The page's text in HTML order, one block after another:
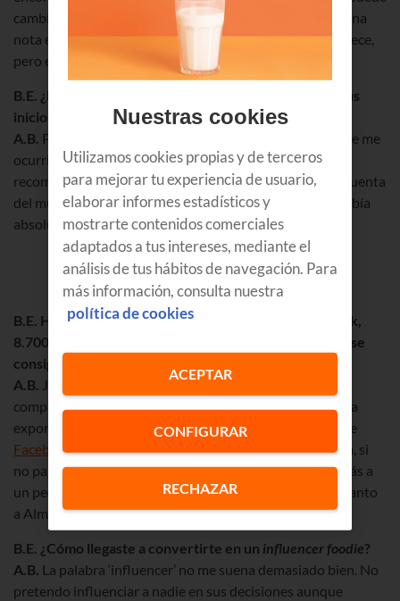
cambiar. Ya me ha pasado ver cómo un camarero tenía una
nota en la que se le indicaba: “Tratar muy bien”. Se agradece,
pero eso debería ser para todos.
B.E. ¿Desde cuándo funciona el blog? ¿Cómo fueron tus
inicios?
A.B. Pues desde finales de 2012. Fue entonces cuando se me
ocurrió arrancar con un blog en el que compartiría mis
recomendaciones gastronómicas. Con el tiempo me di cuenta
del mundogastrobloggerque me rodeaba y del que no sabía
absolutamente nada.
B.E. Hoy tienes más de 13.000 seguidores en Facebook,
8.700 en Instagram y 2.500 en Twitter. Estas cifras no se
consiguen solo con amigos...
A.B. Ja, ja, ja… Sin ellos un hubiera sido imposible. Al
compartirlo en sus redes el alcance de los artículos crecía
exponencialmente. Por aquel entonces los algoritmos de
FacebookeInstagrameran más agradecidos. Hoy en día, si
no pagas, por muchos seguidores que tengas solo llegarás a
un pequeño porcentaje. Entiendo que si la gente sigue tanto
a Alma Botxera será porque les gusta su contenido.
B.E. ¿Cómo llegaste a convertirte en un influencer foodie?
A.B. La palabra ‘influencer’ no me suena demasiado bien. No
pretendo influenciar a nadie en sus decisiones aunque
Nuestras cookies
Utilizamos cookies propias y de terceros
para mejorar tu experiencia de usuario,
elaborar informes estadísticos y
mostrarte contenidos comerciales
adaptados a tus intereses, mediante el
análisis de tus hábitos de navegación. Para
más información, consulta nuestra
política de cookies
CONFIGURAR
RECHAZAR
ACEPTAR